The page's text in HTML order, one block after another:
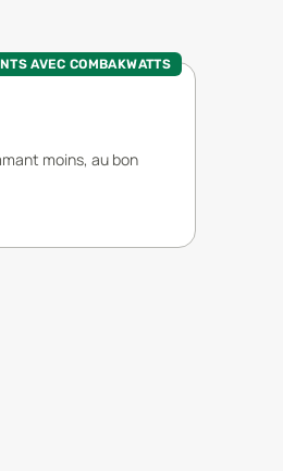
AVEC COMBAKWATTS
moins, au bon